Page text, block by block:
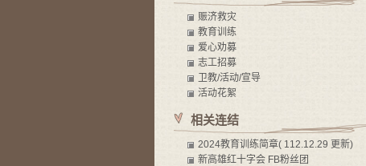
赈济救灾
教育训练
爱心劝募
志工招募
卫教/活动/宣导
活动花絮
相关连结
2024教育训练简章( 112.12.29 更新)
新高雄红十字会 FB粉丝团